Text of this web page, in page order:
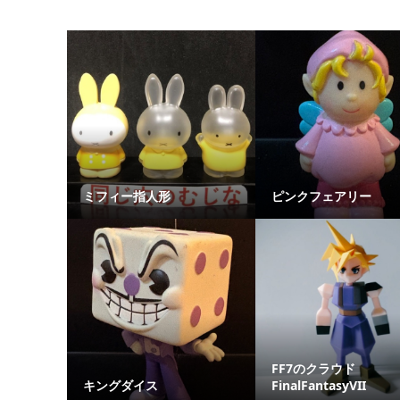
ミフィー指人形 ピンクフェアリー
キングダイス
FF7のクラウド
FinalFantasyVII